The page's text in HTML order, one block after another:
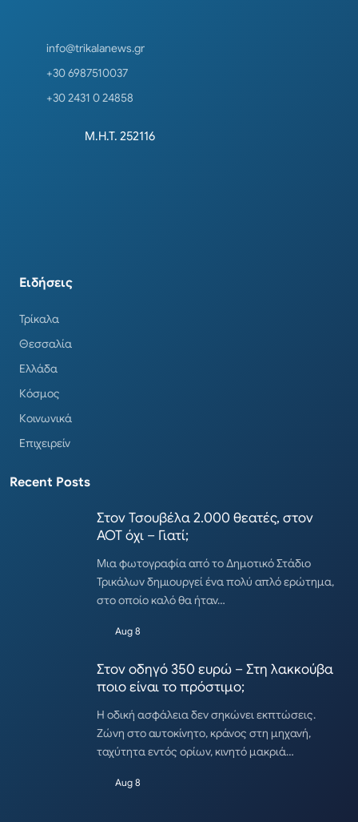
info@trikalanews.gr
+30 6987510037
+30 2431 0 24858
Μ.Η.Τ. 252116
Ειδήσεις
Τρίκαλα
Θεσσαλία
Ελλάδα
Κόσμος
Κοινωνικά
Επιχειρείν
Recent Posts
Στον Τσουβέλα 2.000 θεατές, στον
ΑΟΤ όχι – Γιατί;
Μια φωτογραφία από το Δημοτικό Στάδιο
Τρικάλων δημιουργεί ένα πολύ απλό ερώτημα,
στο οποίο καλό θα ήταν…
Aug 8
Στον οδηγό 350 ευρώ – Στη λακκούβα
ποιο είναι το πρόστιμο;
Η οδική ασφάλεια δεν σηκώνει εκπτώσεις.
Ζώνη στο αυτοκίνητο, κράνος στη μηχανή,
ταχύτητα εντός ορίων, κινητό μακριά…
Aug 8